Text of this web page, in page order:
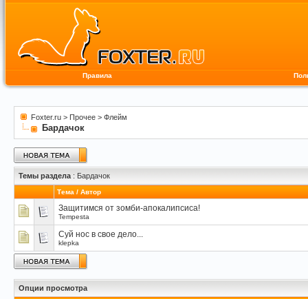
Правила
Foxter.ru > Прочее > Флейм
Бардачок
Темы раздела : Бардачок
Тема / Автор
Защитимся от зомби-апокалипсиса!
Tempesta
Суй нос в свое дело...
klepka
Опции просмотра